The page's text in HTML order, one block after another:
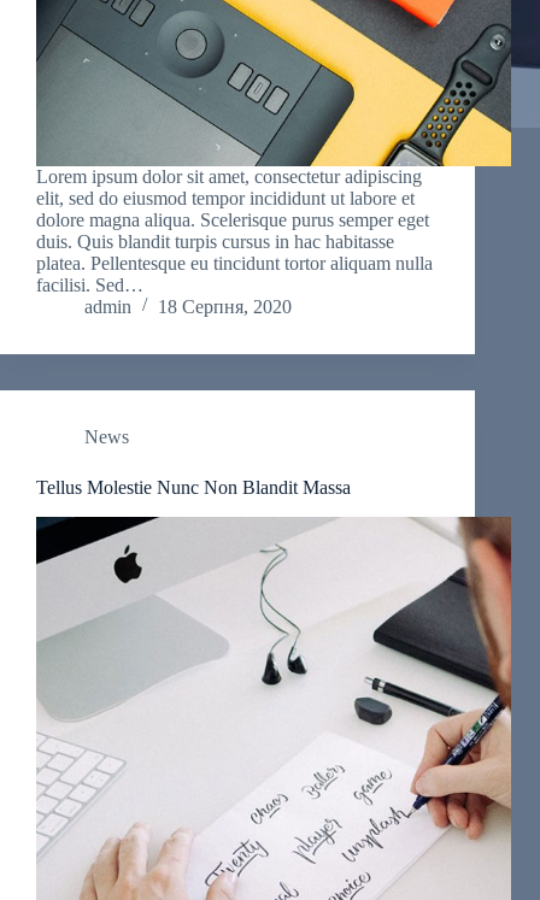
Lorem ipsum dolor sit amet, consectetur adipiscing
elit, sed do eiusmod tempor incididunt ut labore et
dolore magna aliqua. Scelerisque purus semper eget
duis. Quis blandit turpis cursus in hac habitasse
platea. Pellentesque eu tincidunt tortor aliquam nulla
facilisi. Sed…
admin
18 Серпня, 2020
News
Tellus Molestie Nunc Non Blandit Massa